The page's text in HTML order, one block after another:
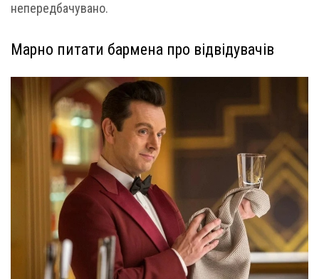
непередбачувано.
Марно питати бармена про відвідувачів